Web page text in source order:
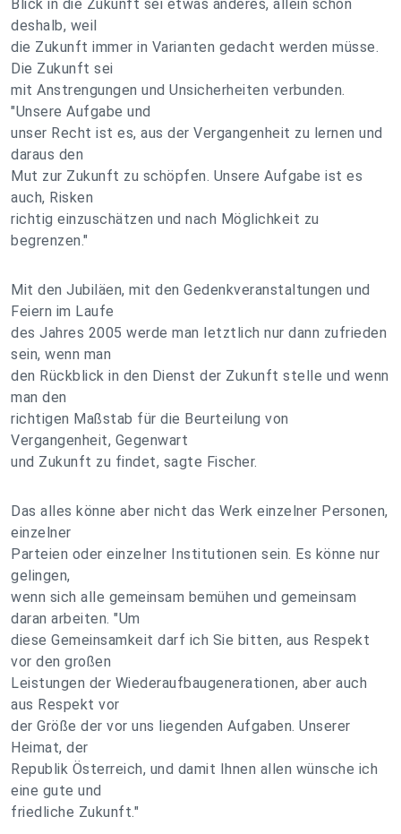
Blick in die Zukunft sei etwas anderes, allein schon
deshalb, weil
die Zukunft immer in Varianten gedacht werden müsse.
Die Zukunft sei
mit Anstrengungen und Unsicherheiten verbunden.
"Unsere Aufgabe und
unser Recht ist es, aus der Vergangenheit zu lernen und
daraus den
Mut zur Zukunft zu schöpfen. Unsere Aufgabe ist es
auch, Risken
richtig einzuschätzen und nach Möglichkeit zu
begrenzen."
Mit den Jubiläen, mit den Gedenkveranstaltungen und
Feiern im Laufe
des Jahres 2005 werde man letztlich nur dann zufrieden
sein, wenn man
den Rückblick in den Dienst der Zukunft stelle und wenn
man den
richtigen Maßstab für die Beurteilung von
Vergangenheit, Gegenwart
und Zukunft zu findet, sagte Fischer.
Das alles könne aber nicht das Werk einzelner Personen,
einzelner
Parteien oder einzelner Institutionen sein. Es könne nur
gelingen,
wenn sich alle gemeinsam bemühen und gemeinsam
daran arbeiten. "Um
diese Gemeinsamkeit darf ich Sie bitten, aus Respekt
vor den großen
Leistungen der Wiederaufbaugenerationen, aber auch
aus Respekt vor
der Größe der vor uns liegenden Aufgaben. Unserer
Heimat, der
Republik Österreich, und damit Ihnen allen wünsche ich
eine gute und
friedliche Zukunft."